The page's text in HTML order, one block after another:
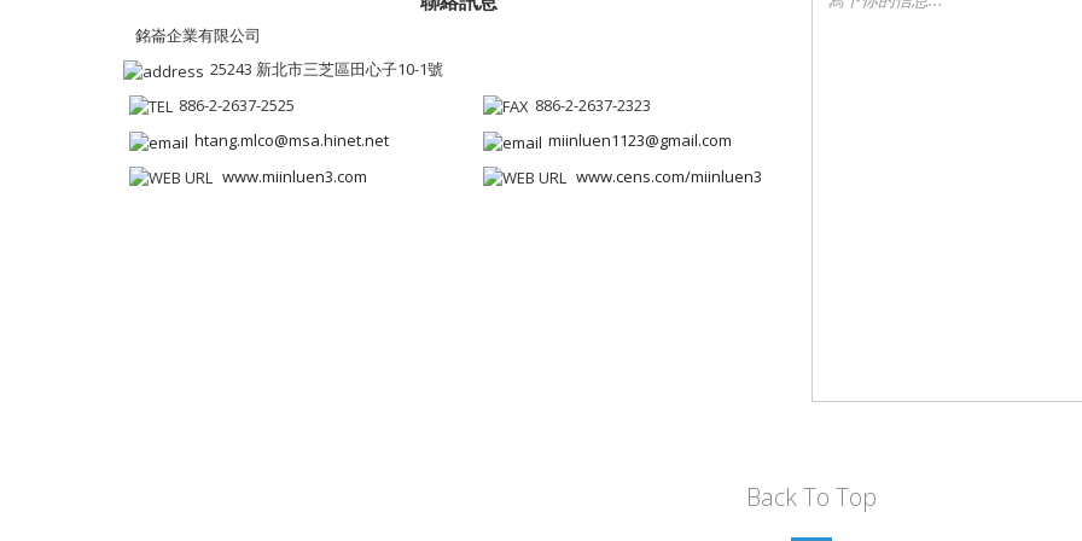
銘崙企業有限公司
25243 新北市三芝區田心子10-1號
886-2-2637-2525
886-2-2637-2323
htang.mlco@msa.hinet.net
miinluen1123@gmail.com
www.miinluen3.com
www.cens.com/miinluen3
Back To Top